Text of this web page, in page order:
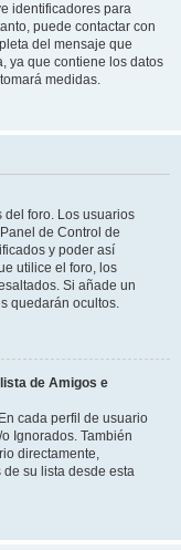
identificadores para
puede contactar con
del mensaje que
ya que contiene los datos
medidas.
del foro. Los usuarios
de Control de
y poder así
utilice el foro, los
Si añade un
quedarán ocultos.
de Amigos e
cada perfil de usuario
Ignorados. También
directamente,
su lista desde esta